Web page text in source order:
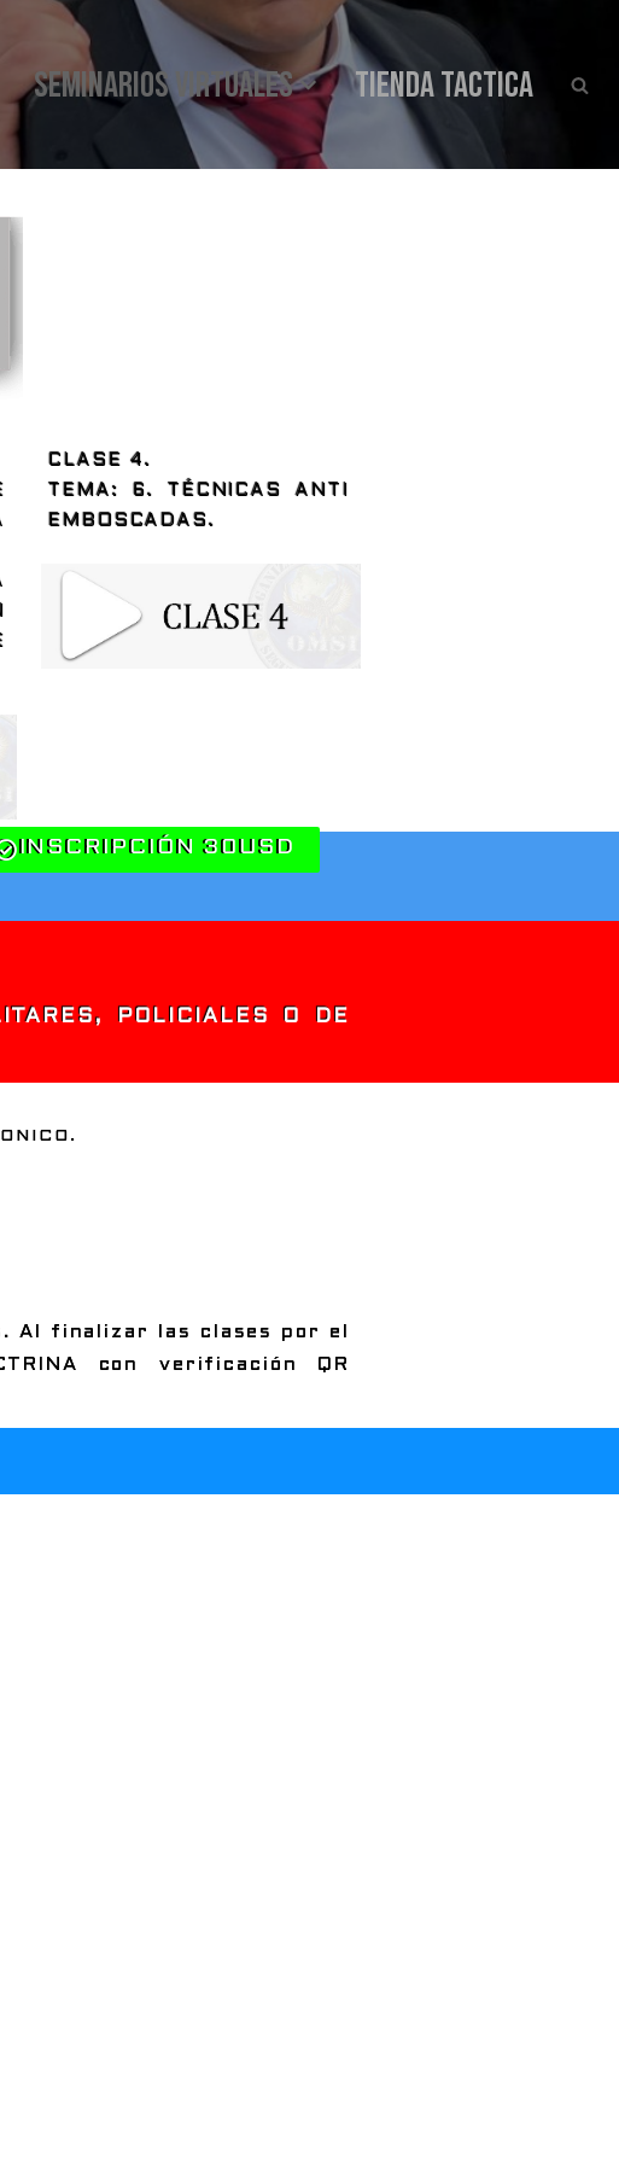
SEMINARIOS VIRTUALES Tienda Tactica
CLASE 4.
TEMA: 6. TÉCNICAS ANTI
EMBOSCADAS.
INSCRIPCIÓN 30USD
POLICIALES O DE
Al finalizar las clases por el
con verificación QR